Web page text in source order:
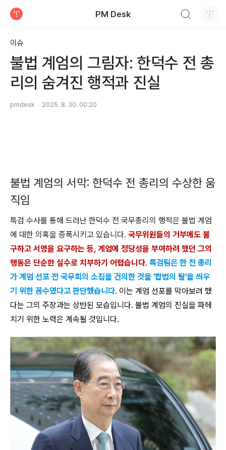
PM Desk
이슈
불법 계엄의 그림자: 한덕수 전 총
리의 숨겨진 행적과 진실
pmdesk 2025. 8. 30. 00:20
불법 계엄의 서막: 한덕수 전 총리의 수상한 움
직임
특검 수사를 통해 드러난 한덕수 전 국무총리의 행적은 불법 계엄
에 대한 의혹을 증폭시키고 있습니다. 국무위원들의 거부에도 불
구하고 서명을 요구하는 등, 계엄에 정당성을 부여하려 했던 그의
행동은 단순한 실수로 치부하기 어렵습니다. 특검팀은 한 전 총리
가 계엄 선포 전 국무회의 소집을 건의한 것을 '합법의 탈'을 씌우
기 위한 꼼수였다고 판단했습니다. 이는 계엄 선포를 막아보려 했
다는 그의 주장과는 상반된 모습입니다. 불법 계엄의 진실을 파헤
치기 위한 노력은 계속될 것입니다.